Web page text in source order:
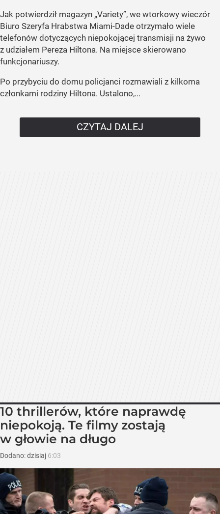
Jak potwierdził magazyn „Variety”, we wtorkowy wieczór
Biuro Szeryfa Hrabstwa Miami-Dade otrzymało wiele
telefonów dotyczących niepokojącej transmisji na żywo
z udziałem Pereza Hiltona. Na miejsce skierowano
funkcjonariuszy.
Po przybyciu do domu policjanci rozmawiali z kilkoma
członkami rodziny Hiltona. Ustalono,...
CZYTAJ DALEJ
10 thrillerów, które naprawdę
niepokoją. Te filmy zostają
w głowie na długo
Dodano:dzisiaj 6:03